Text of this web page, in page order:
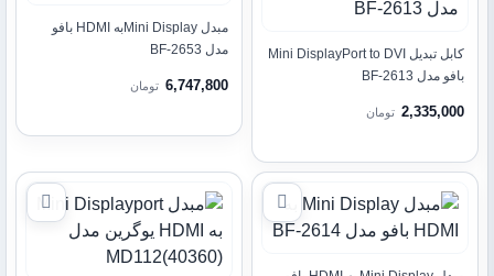
کابل تبدیل Mini DisplayPort to DVI
بافو مدل BF-2613
2,335,000 تومان
مبدل Mini Displayبه HDMI بافو
مدل BF-2653
6,747,800 تومان